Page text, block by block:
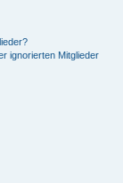
ignorierten Mitglieder